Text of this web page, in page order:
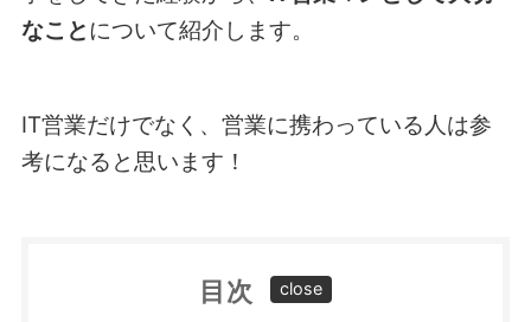
なことについて紹介します。
IT営業だけでなく、営業に携わっている人は参
考になると思います！
目次